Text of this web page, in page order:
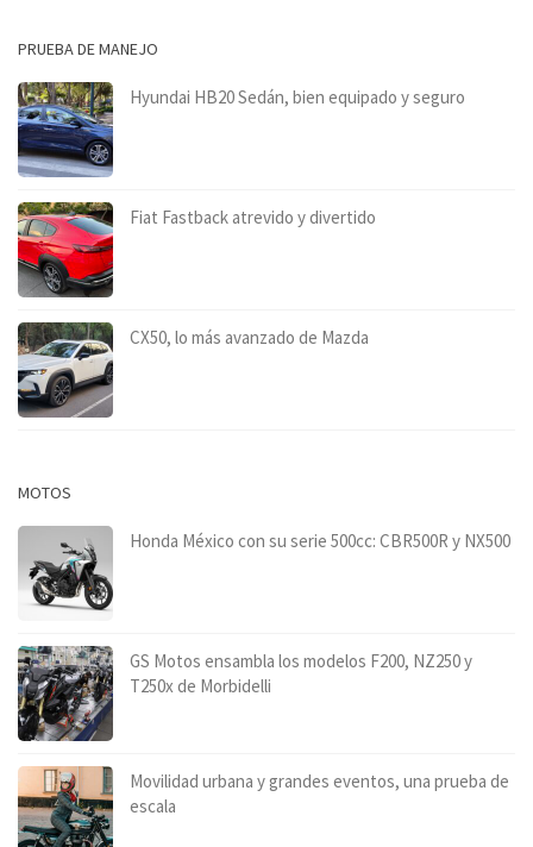
PRUEBA DE MANEJO
Hyundai HB20 Sedán, bien equipado y seguro
Fiat Fastback atrevido y divertido
CX50, lo más avanzado de Mazda
MOTOS
Honda México con su serie 500cc: CBR500R y NX500
GS Motos ensambla los modelos F200, NZ250 y
T250x de Morbidelli
Movilidad urbana y grandes eventos, una prueba de
escala